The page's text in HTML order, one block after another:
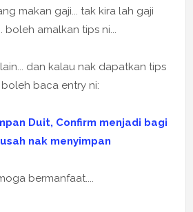
makan gaji... tak kira lah gaji
boleh amalkan tips ni...
dan kalau nak dapatkan tips
baca entry ni:
Duit, Confirm menjadi bagi
nak menyimpan
bermanfaat....